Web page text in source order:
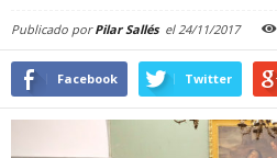
Publicado porPilar Sallés el24/11/2017
Facebook Twitter